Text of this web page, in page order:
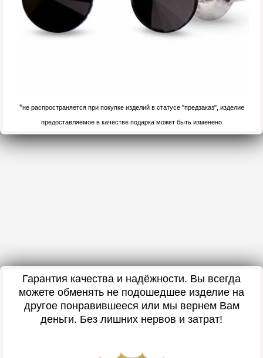
*не распространяется при покупке изделий в статусе "предзаказ", изделие
предоставляемое в качестве подарка может быть изменено
Гарантия качества и надёжности. Вы всегда
можете обменять не подошедшее изделие на
другое понравившееся или мы вернем Вам
деньги. Без лишних нервов и затрат!